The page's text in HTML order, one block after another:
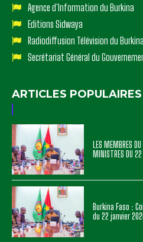
Agence d'Information du Burkina
Editions Sidwaya
Radiodiffusion Télévision du Burkina
Secrétariat Général du
ARTICLES POPULAIRES
LES MEMBRES
MINISTRES DU
Burkina Faso :
du 22 janvier